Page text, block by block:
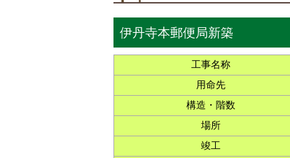
伊丹寺本郵便局新築
工事名称
用命先
構造・階数
場所
竣工